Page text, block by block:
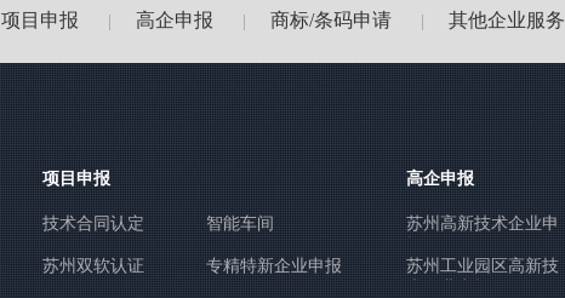
项目申报 高企申报 商标/条码申请 其他企业服务
项目申报
技术合同认定 智能车间
苏州双软认证 专精特新企业申报
高企申报
苏州高新技术企业申
报
苏州工业园区高新技
术企业申报